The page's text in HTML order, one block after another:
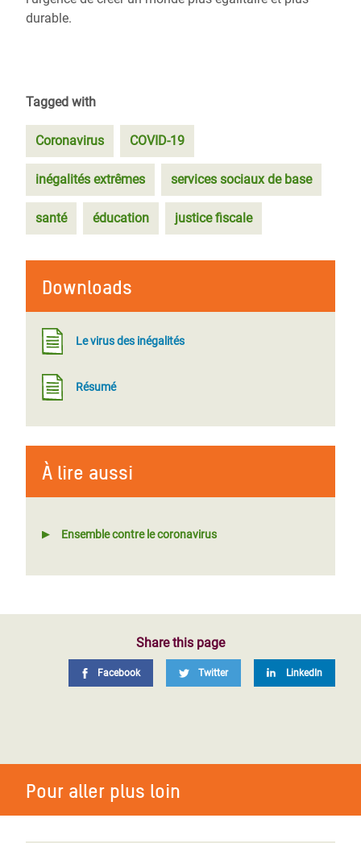
durable.
Tagged with
Coronavirus COVID-19
inégalités extrêmes services sociaux de base
santé éducation justice fiscale
Downloads
Le virus des inégalités
Résumé
À lire aussi
Ensemble contre le coronavirus
Share this page
Facebook Twitter LinkedIn
Pour aller plus loin